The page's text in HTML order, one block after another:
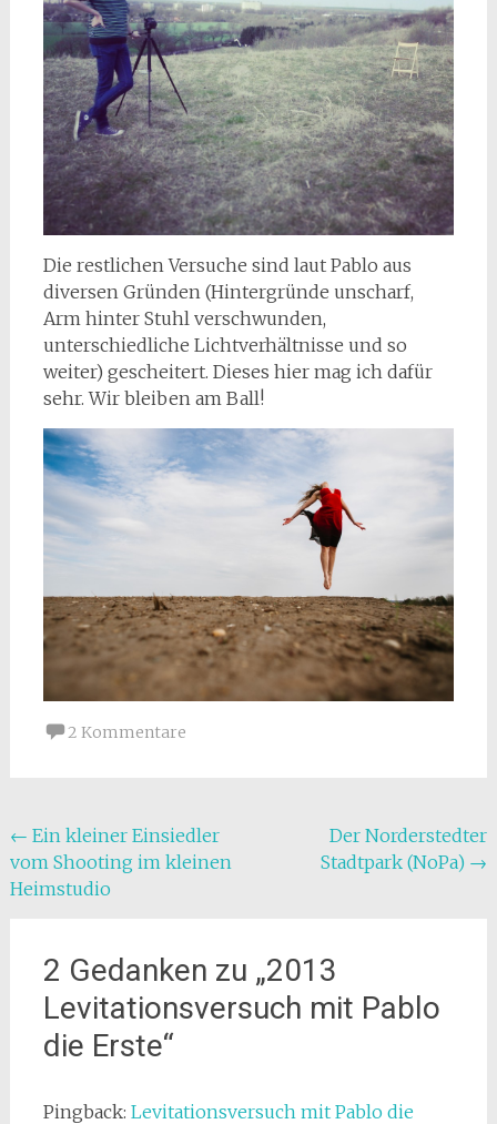
Die restlichen Versuche sind laut Pablo aus
diversen Gründen (Hintergründe unscharf,
Arm hinter Stuhl verschwunden,
unterschiedliche Lichtverhältnisse und so
weiter) gescheitert. Dieses hier mag ich dafür
sehr. Wir bleiben am Ball!
2 Kommentare
Beitragsnavigation
← Ein kleiner Einsiedler
vom Shooting im kleinen
Heimstudio
Der Norderstedter
Stadtpark (NoPa) →
2 Gedanken zu „2013
Levitationsversuch mit Pablo
die Erste“
Pingback: Levitationsversuch mit Pablo die